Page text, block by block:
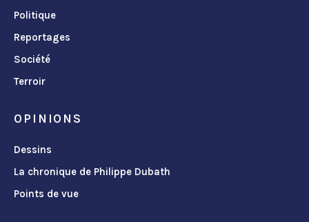
Politique
Reportages
Société
Terroir
OPINIONS
Dessins
La chronique de Philippe Dubath
Points de vue